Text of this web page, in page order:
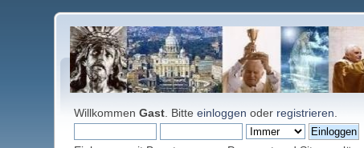
WillkommenGast . Bitteeinloggen oder registrieren